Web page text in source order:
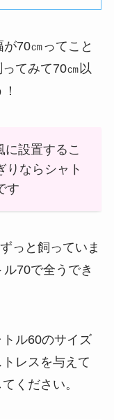
70㎝ってこと
てみて70㎝以
設置するこ
りならシャト
す
っと飼っていま
70で全うでき
ル60のサイズ
レスを与えて
ください。